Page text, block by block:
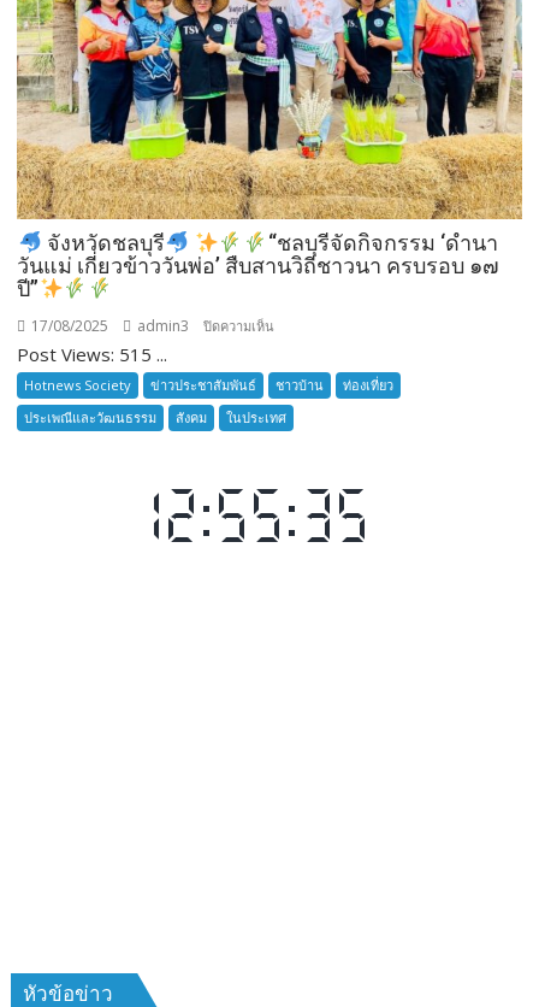
การ
อบรม
ลูก
เสือ
ชาว
บ้าน
รุ่น
ที่
385
ห้วง
เวลา
มีนาคม
๒๕๖๙
ณ
เมือง
พัทยา๘
(วัด
จังหวัดชลบุรี
“ชลบุรีจัดกิจกรรม ‘ดำนา
วันแม่ เกี่ยวข้าววันพ่อ’ สืบสานวิถีชาวนา ครบรอบ ๑๗
ปี”
17/08/2025 admin3 ปิดความเห็น
จังหวัด
ชลบุรี
Post Views: 515 ...
Hotnews Society ข่าวประชาสัมพันธ์ ชาวบ้าน
ท่องเที่ยว
ประเพณีและวัฒนธรรม
สังคม ในประเทศ
หัวข้อข่าว